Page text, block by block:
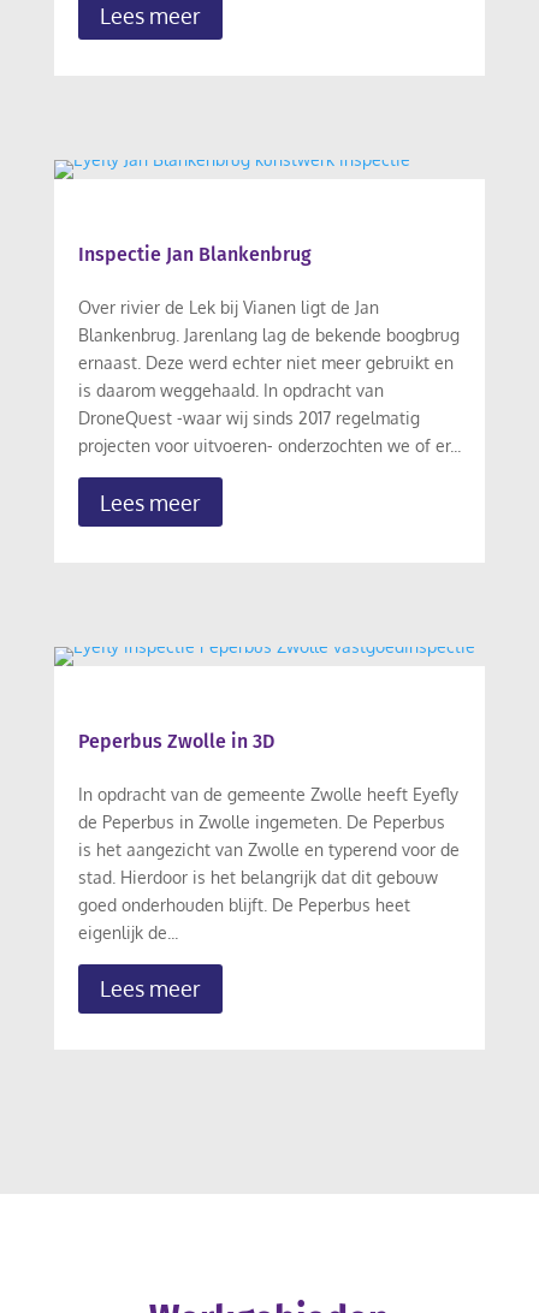
Lees meer
Inspectie Jan Blankenbrug
Over rivier de Lek bij Vianen ligt de Jan
Blankenbrug. Jarenlang lag de bekende boogbrug
ernaast. Deze werd echter niet meer gebruikt en
is daarom weggehaald. In opdracht van
DroneQuest -waar wij sinds 2017 regelmatig
projecten voor uitvoeren- onderzochten we of er...
Lees meer
Peperbus Zwolle in 3D
In opdracht van de gemeente Zwolle heeft Eyefly
de Peperbus in Zwolle ingemeten. De Peperbus
is het aangezicht van Zwolle en typerend voor de
stad. Hierdoor is het belangrijk dat dit gebouw
goed onderhouden blijft. De Peperbus heet
eigenlijk de...
Lees meer